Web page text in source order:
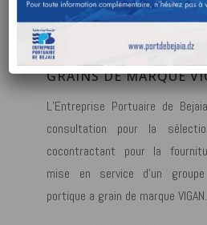
FOURNITURE,
MISE EN SERVICE
ELECTROGENE POUR
GRAINS DE MARQUE
L’Entreprise Portuaire de
consultation pour la
cocontractant pour la
mise en service d’un
portique a grain de marque VIGAN.